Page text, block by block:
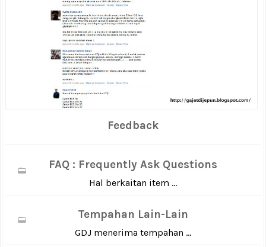
Feedback
FAQ : Frequently Ask Questions
Hal berkaitan item ...
Tempahan Lain-Lain
GDJ menerima tempahan ...